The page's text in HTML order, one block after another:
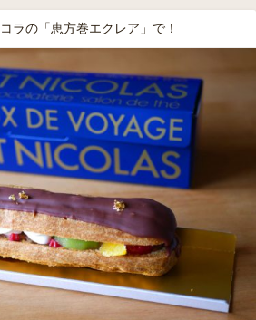
ラの「恵方巻エクレア」で！